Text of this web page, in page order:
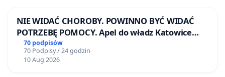
NIE WIDAĆ CHOROBY. POWINNO BYĆ WIDAĆ
POTRZEBĘ POMOCY. Apel do władz Katowice
Airport o przystąpienie do programu HIDDEN
DISABILITIES SUNFLOWER – SŁONECZNIK –
UKRYTE NIEPEŁNOSPRAWNOŚCI
70 podpisów
70 Podpisy / 24 godzin
10 Aug 2026